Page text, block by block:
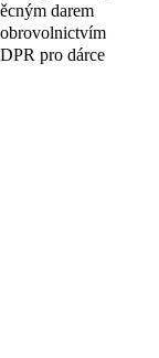
darem
pro dárce